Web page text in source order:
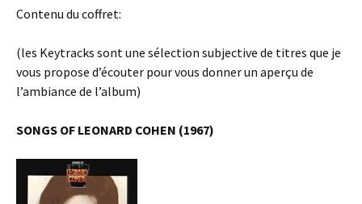
Contenu du coffret:
(les Keytracks sont une sélection subjective de titres que je
vous propose d’écouter pour vous donner un aperçu de
l’ambiance de l’album)
SONGS OF LEONARD COHEN (1967)